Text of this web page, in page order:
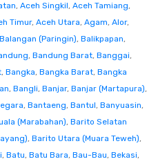
, Aceh Singkil, Aceh Tamiang,
Timur, Aceh Utara, Agam, Alor,
Balangan (Paringin), Balikpapan,
, Bandung Barat, Banggai,
, Bangka, Bangka Barat, Bangka
, Bangli, Banjar, Banjar (Martapura),
, Bantaeng, Bantul, Banyuasin,
(Marabahan), Barito Selatan
, Barito Utara (Muara Teweh),
, Batu, Batu Bara, Bau-Bau, Bekasi,